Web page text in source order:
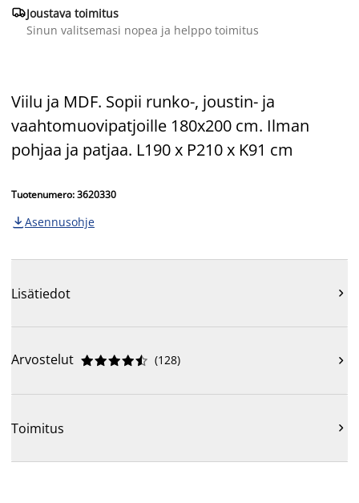
Joustava toimitus
Sinun valitsemasi nopea ja helppo toimitus
Viilu ja MDF. Sopii runko-, joustin- ja
vaahtomuovipatjoille 180x200 cm. Ilman
pohjaa ja patjaa. L190 x P210 x K91 cm
Tuotenumero: 3620330
 Asennusohje
Lisätiedot 
Arvostelut 




 (128) 
Toimitus 